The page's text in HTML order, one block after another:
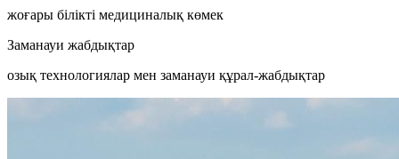
жоғары білікті медициналық көмек
Заманауи жабдықтар
озық технологиялар мен заманауи құрал-жабдықтар